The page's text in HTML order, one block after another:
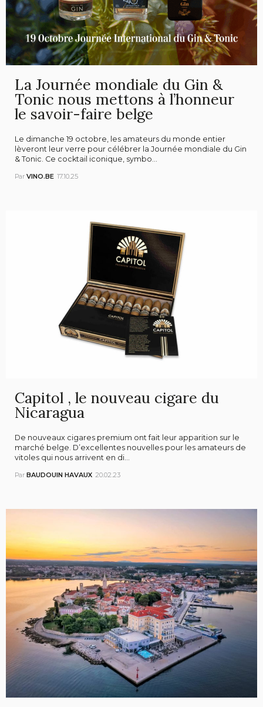
La Journée mondiale du Gin &
Tonic nous mettons à l’honneur
le savoir-faire belge
Le dimanche 19 octobre, les amateurs du monde entier
lèveront leur verre pour célébrer la Journée mondiale du Gin
& Tonic. Ce cocktail iconique, symbo...
Par VINO.BE 17.10.25
Capitol , le nouveau cigare du
Nicaragua
De nouveaux cigares premium ont fait leur apparition sur le
marché belge. D’excellentes nouvelles pour les amateurs de
vitoles qui nous arrivent en di...
Par BAUDOUIN HAVAUX 20.02.23